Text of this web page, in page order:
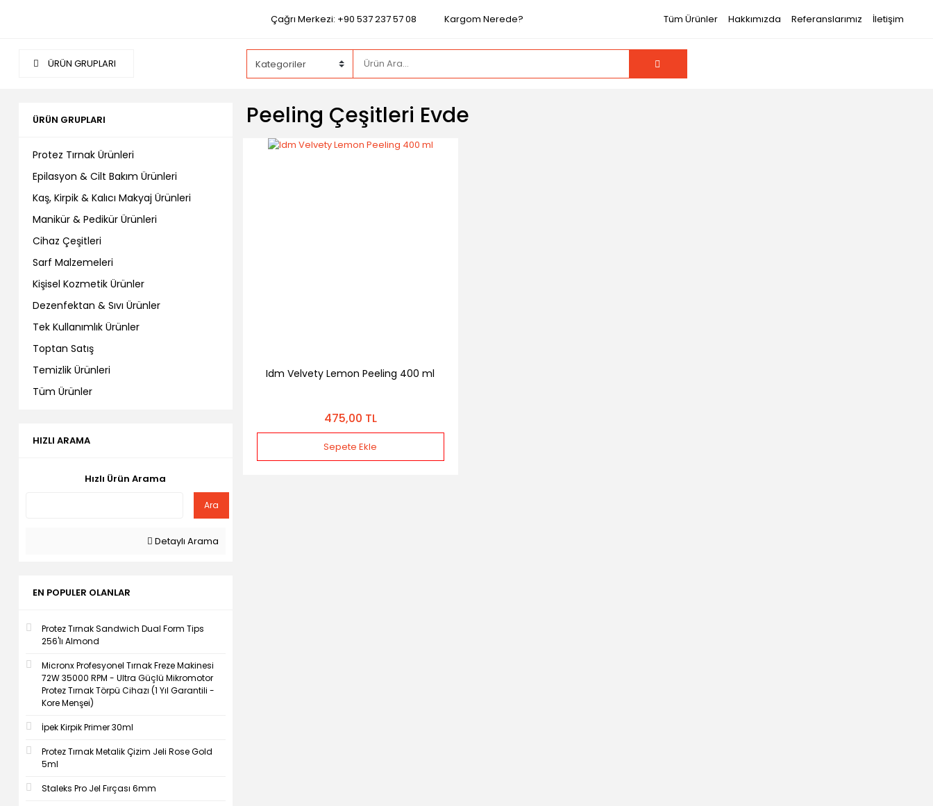
Çağrı Merkezi: +90 537 237 57 08 Kargom Nerede? Tüm Ürünler Hakkımızda Referanslarımız İletişim
ÜRÜN GRUPLARI
ÜRÜN GRUPLARI
Protez Tırnak Ürünleri
Epilasyon & Cilt Bakım Ürünleri
Kaş, Kirpik & Kalıcı Makyaj Ürünleri
Manikür & Pedikür Ürünleri
Cihaz Çeşitleri
Sarf Malzemeleri
Kişisel Kozmetik Ürünler
Dezenfektan & Sıvı Ürünler
Tek Kullanımlık Ürünler
Toptan Satış
Temizlik Ürünleri
Tüm Ürünler
HIZLI ARAMA
Hızlı Ürün Arama
Ara
Detaylı Arama
EN POPULER OLANLAR
Protez Tırnak Sandwich Dual Form Tips
256'lı Almond
Micronx Profesyonel Tırnak Freze Makinesi
72W 35000 RPM - Ultra Güçlü Mikromotor
Protez Tırnak Törpü Cihazı (1 Yıl Garantili -
Kore Menşei)
İpek Kirpik Primer 30ml
Protez Tırnak Metalik Çizim Jeli Rose Gold
5ml
Staleks Pro Jel Fırçası 6mm
Peeling Çeşitleri Evde
Idm Velvety Lemon Peeling 400 ml
475,00 TL
Sepete Ekle